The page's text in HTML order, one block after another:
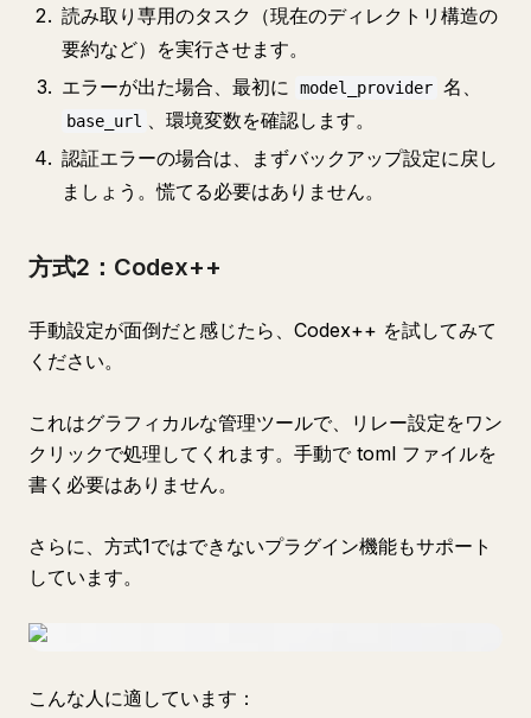
読み取り専用のタスク（現在のディレクトリ構造の
要約など）を実行させます。
エラーが出た場合、最初に
model_provider 名、
base_url 、環境変数を確認します。
認証エラーの場合は、まずバックアップ設定に戻し
ましょう。慌てる必要はありません。
方式2：Codex++
手動設定が面倒だと感じたら、Codex++ を試してみて
ください。
これはグラフィカルな管理ツールで、リレー設定をワン
クリックで処理してくれます。手動で toml ファイルを
書く必要はありません。
さらに、方式1ではできないプラグイン機能もサポート
しています。
こんな人に適しています：